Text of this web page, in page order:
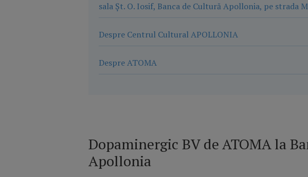
sala Șt. O. Iosif, Banca de Cultură Apollonia, pe strada
Despre Centrul Cultural APOLLONIA
Despre ATOMA
Dopaminergic BV de ATOMA la
Apollonia